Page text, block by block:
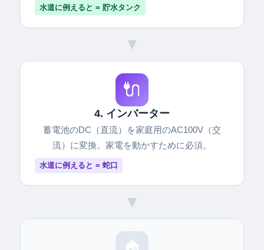
水道に例えると = 貯水タンク
▼
🔌
4. インバーター
蓄電池のDC（直流）を家庭用のAC100V（交
流）に変換。家電を動かすために必須。
水道に例えると = 蛇口
▼